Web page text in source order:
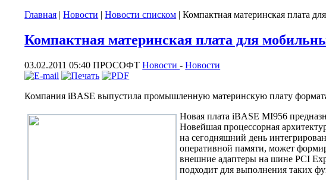
Главная |Новости |Новости списком | Компактная материнская плата
Компактная материнская плата для
03.02.2011 05:40ПРОСОФТНовости-Новости
Компания iBASE выпустила промышленную материнскую плату
Новая плата iBASE MI956
Новейшая процессорная
на сегодняшний день
оперативной памяти, может
внешние адаптеры на шине PCI
подходит для выполнения таких